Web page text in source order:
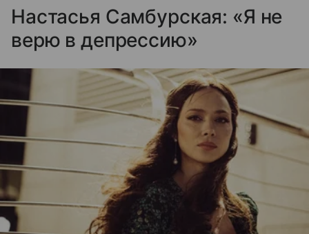
Настасья Самбурская: «Я не
верю в депрессию»